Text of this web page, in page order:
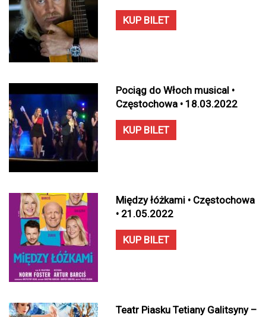
KUP BILET
Pociąg do Włoch musical •
Częstochowa • 18.03.2022
KUP BILET
Między łóżkami • Częstochowa
• 21.05.2022
KUP BILET
Teatr Piasku Tetiany Galitsyny –